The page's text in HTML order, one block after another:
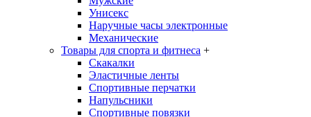
Унисекс
Наручные часы электронные
Механические
Товары для спорта и фитнеса +
Скакалки
Эластичные ленты
Спортивные перчатки
Напульсники
Спортивные повязки